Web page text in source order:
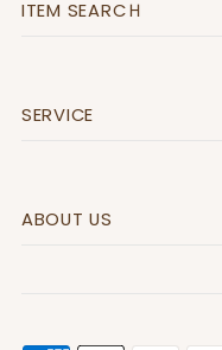
ITEM SEARCＨ
SERVICE
ABOUT US